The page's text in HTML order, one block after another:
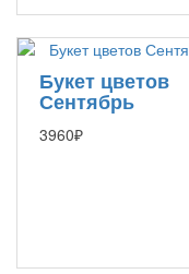
Букет цветов
Сентябрь
3960₽